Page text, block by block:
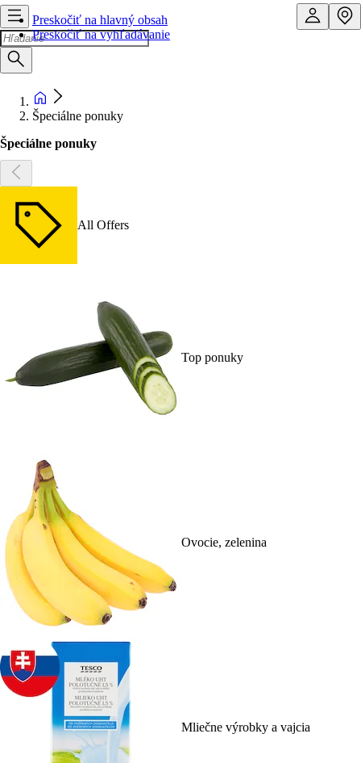
Preskočiť na hlavný obsah
Preskočiť na vyhľadávanie
Špeciálne ponuky
Špeciálne ponuky
All Offers
Top ponuky
Ovocie, zelenina
Mliečne výrobky a vajcia